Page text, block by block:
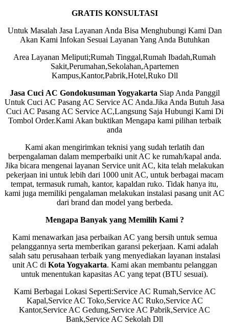
GRATIS KONSULTASI
Untuk Masalah Jasa Layanan Anda Bisa Menghubungi Kami Dan
Akan Kami Infokan Sesuai Layanan Yang Anda Butuhkan
Area Layanan Meliputi;Rumah Tinggal,Rumah Ibadah,Rumah
Sakit,Perumahan,Sekolahan,Apartemen
Kampus,Kantor,Pabrik,Hotel,Ruko Dll
Jasa Cuci AC Gondokusuman Yogyakarta Siap Anda Panggil
Untuk Cuci AC Pasang AC Service AC Anda.Jika Anda Butuh Jasa
Cuci AC Pasang AC Service AC,Langsung Saja Hubungi Kami Di
Tombol Order.Kami Akan buktikan Mengapa kami pilihan terbaik
anda
Kami akan mengirimkan teknisi yang sudah terlatih dan
berpengalaman dalam memperbaiki unit AC ke rumah/kapal anda.
Jika bicara mengenai layanan Service unit AC, kita telah melakukan
pekerjaan ini untuk lebih dari 1000 unit AC, untuk berbagai macam
tempat, termasuk rumah, kantor, kapaldan ruko. Tidak hanya itu,
kami juga memiliki pengalaman melakukan instalasi pasang unit AC
dari brand dan model yang berbeda.
Mengapa Banyak yang Memilih Kami ?
Kami menawarkan jasa perbaikan AC yang bersih untuk semua
pelanggannya serta memberikan garansi pekerjaan. Kami adalah
salah satu perusahaan terbaik yang menyediakan layanan instalasi
unit AC di Kota Yogyakarta. Kami akan membantu pelanggan
untuk menentukan kapasitas AC yang tepat (BTU sesuai).
Kami Berbagai Lokasi Seperti:Service AC Rumah,Service AC
Kapal,Service AC Toko,Service AC Ruko,Service AC
Kantor,Service AC Gedung,Service AC Pabrik,Service AC
Bank,Service AC Sekolah Dll